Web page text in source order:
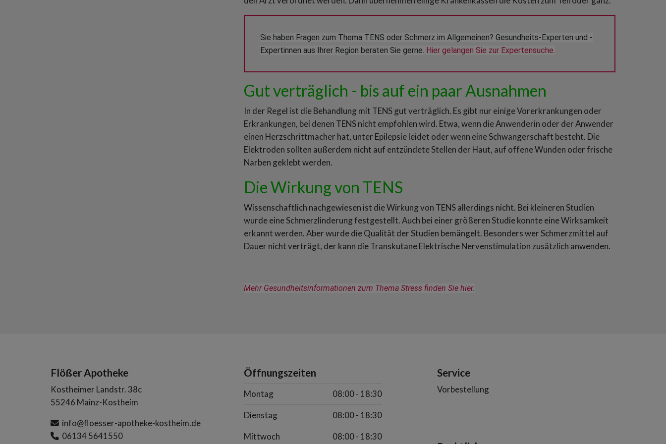
Sie haben Fragen zum Thema TENS oder Schmerz im Allgemeinen? Gesundheits-Experten und -
Expertinnen aus Ihrer Region beraten Sie gerne. Hier gelangen Sie zur Expertensuche.
Gut verträglich - bis auf ein paar Ausnahmen
In der Regel ist die Behandlung mit TENS gut verträglich. Es gibt nur einige Vorerkrankungen oder
Erkrankungen, bei denen TENS nicht empfohlen wird. Etwa, wenn die Anwenderin oder der Anwender
einen Herzschrittmacher hat, unter Epilepsie leidet oder wenn eine Schwangerschaft besteht. Die
Elektroden sollten außerdem nicht auf entzündete Stellen der Haut, auf offene Wunden oder frische
Narben geklebt werden.
Die Wirkung von TENS
Wissenschaftlich nachgewiesen ist die Wirkung von TENS allerdings nicht. Bei kleineren Studien
wurde eine Schmerzlinderung festgestellt. Auch bei einer größeren Studie konnte eine Wirksamkeit
erkannt werden. Aber wurde die Qualität der Studien bemängelt. Besonders wer Schmerzmittel auf
Dauer nicht verträgt, der kann die Transkutane Elektrische Nervenstimulation zusätzlich anwenden.
Mehr Gesundheitsinformationen zum Thema Stress finden Sie hier.
Flößer Apotheke
Kostheimer Landstr. 38c
55246 Mainz-Kostheim
info@floesser-apotheke-kostheim.de
06134 5641550
Öffnungszeiten
Montag 08:00 - 18:30
Dienstag 08:00 - 18:30
Mittwoch 08:00 - 18:30
Service
Vorbestellung